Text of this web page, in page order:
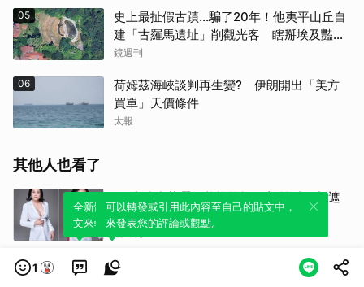
05
史上最扯假古蹟...騙了20年！他夷平山丘自
建「古羅馬遺址」削觀光客 瞎掰埃及豔
后、茱麗葉來過
鏡週刊
06
荷姆茲海峽談判再生變? 伊朗開出「美方
買單」天價條件
太報
其他人也看了
69歲陸小芬曬照狀態驚艷四方 性感不想遮
「姐真的太辣」
鏡週刊
泰國校園槍擊案 至少兩人受傷
1
全新體驗！一鍵引用此內容，透過發布貼
文來輕鬆表達個人立場。
可以轉發或引用此內容至自己的貼文中，
來發表您的評論或觀點。